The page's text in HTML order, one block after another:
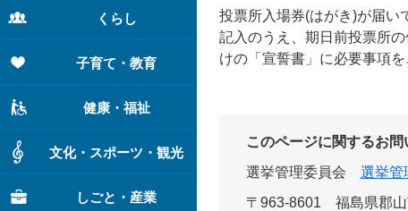
くらし
子育て・教育
健康・福祉
文化・スポーツ・観光
しごと・産業
投票所入場券(はがき)が届い
記入のうえ、期日前投票所
けの「宣誓書」に必要事項
このページに関するお問
選挙管理委員会
選挙管
〒963-8601
福島県郡